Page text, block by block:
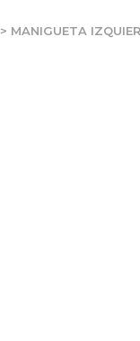
> MANIGUETA